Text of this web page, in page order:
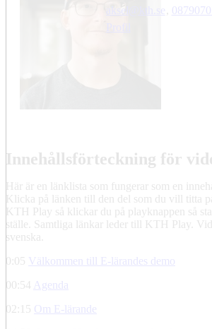
aksel@kth.se
08790
Innehållsförteckning för
Här är en länklista som fungerar som en
Klicka på länken till den del som du vill titta
KTH Play så klickar du på playknappen så
ställe. Samtliga länkar leder till KTH Play.
svenska.
0:05 Välkommen till E-lärandes demo
00:54 Agenda
02:15 Om E-lärande